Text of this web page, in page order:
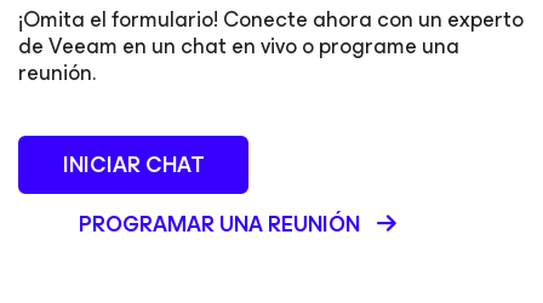
¡Omita el formulario! Conecte ahora con un experto
de Veeam en un chat en vivo o programe una
reunión.
INICIAR CHAT
PROGRAMAR UNA REUNIÓN